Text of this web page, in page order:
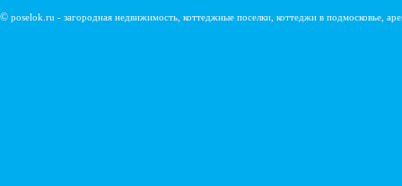
© poselok.ru - загородная недвижимость, коттеджные поселки, коттеджи в подмосковье,